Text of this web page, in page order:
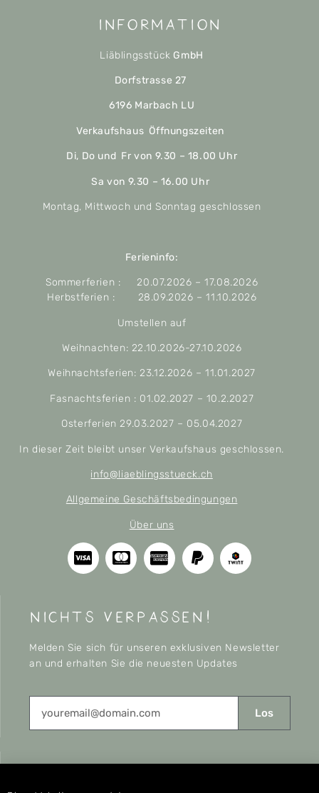
Information
Liäblingsstück GmbH
Dorfstrasse 27
6196 Marbach LU
Verkaufshaus Öffnungszeiten
Di, Do und Fr von 9.30 – 18.00 Uhr
Sa von 9.30 – 16.00 Uhr
Montag, Mittwoch und Sonntag geschlossen
Ferieninfo:
Sommerferien : 20.07.2026 – 17.08.2026
Herbstferien : 28.09.2026 – 11.10.2026
Umstellen auf
Weihnachten: 22.10.2026-27.10.2026
Weihnachtsferien: 23.12.2026 – 11.01.2027
Fasnachtsferien : 01.02.2027 – 10.2.2027
Osterferien 29.03.2027 – 05.04.2027
In dieser Zeit bleibt unser Verkaufshaus geschlossen.
info@liaeblingsstueck.ch
Allgemeine Geschäftsbedingungen
Über uns
nichts verpassen!
Melden Sie sich für unseren exklusiven Newsletter
an und erhalten Sie die neuesten Updates
Los
CONNECT